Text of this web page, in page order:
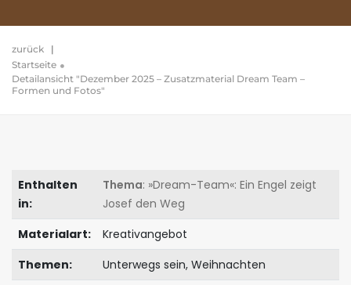
zurück |
Startseite
Detailansicht "Dezember 2025 – Zusatzmaterial Dream Team –
Formen und Fotos"
Enthalten
in:
Thema: »Dream-Team«: Ein Engel zeigt
Josef den Weg
Materialart:
Kreativangebot
Themen:
Unterwegs sein, Weihnachten